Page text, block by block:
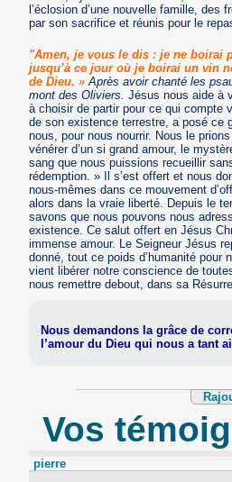
l’éclosion d’une nouvelle famille, des
par son sacrifice et réunis pour le
"Amen, je vous le dis : je ne boirai
jusqu’à ce jour où je boirai un vin
de Dieu. » Après avoir chanté les
mont des Oliviers. Jésus nous aide à
à choisir de partir pour ce qui compte
de son existence terrestre, a posé ce
nous, pour nous nourrir. Nous le
vénérer d’un si grand amour, le
sang que nous puissions recueillir
rédemption. » Il s’est offert et nous
nous-mêmes dans ce mouvement
alors dans la vraie liberté. Depuis le
savons que nous pouvons nous
existence. Ce salut offert en Jésus
immense amour. Le Seigneur Jésus
donné, tout ce poids d’humanité pour
vient libérer notre conscience de
nous remettre debout, dans sa
Nous demandons la grâce de
l’amour du Dieu qui nous a tant
Vos
pierre